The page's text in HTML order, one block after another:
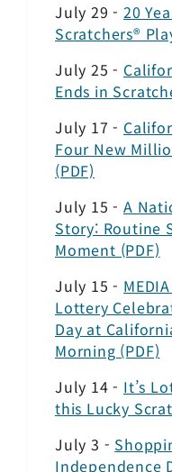
July 29 -20
Scratchers®
July 25 -
Ends in
July 17 -
Four New
(PDF)
July 15 -A
Story: Routine
Moment (PDF)
July 15 -
Lottery
Day at
Morning (PDF)
July 14 - It’s
this Lucky
July 3 -
Independence